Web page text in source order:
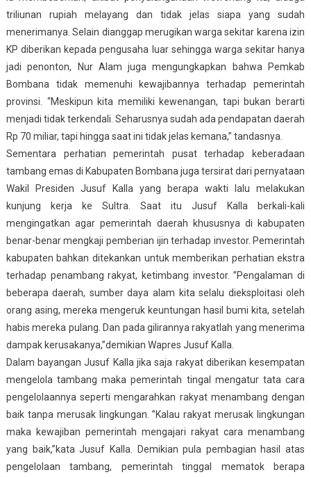
triliunan rupiah melayang dan tidak jelas siapa yang sudah
menerimanya. Selain dianggap merugikan warga sekitar karena izin
KP diberikan kepada pengusaha luar sehingga warga sekitar hanya
jadi penonton, Nur Alam juga mengungkapkan bahwa Pemkab
Bombana tidak memenuhi kewajibannya terhadap pemerintah
provinsi. “Meskipun kita memiliki kewenangan, tapi bukan berarti
menjadi tidak terkendali. Seharusnya sudah ada pendapatan daerah
Rp 70 miliar, tapi hingga saat ini tidak jelas kemana,” tandasnya.
Sementara perhatian pemerintah pusat terhadap keberadaan
tambang emas di Kabupaten Bombana juga tersirat dari pernyataan
Wakil Presiden Jusuf Kalla yang berapa wakti lalu melakukan
kunjung kerja ke Sultra. Saat itu Jusuf Kalla berkali-kali
mengingatkan agar pemerintah daerah khususnya di kabupaten
benar-benar mengkaji pemberian ijin terhadap investor. Pemerintah
kabupaten bahkan ditekankan untuk memberikan perhatian ekstra
terhadap penambang rakyat, ketimbang investor. ”Pengalaman di
beberapa daerah, sumber daya alam kita selalu dieksploitasi oleh
orang asing, mereka mengeruk keuntungan hasil bumi kita, setelah
habis mereka pulang. Dan pada gilirannya rakyatlah yang menerima
dampak kerusakanya,”demikian Wapres Jusuf Kalla.
Dalam bayangan Jusuf Kalla jika saja rakyat diberikan kesempatan
mengelola tambang maka pemerintah tingal mengatur tata cara
pengelolaannya seperti mengarahkan rakyat menambang dengan
baik tanpa merusak lingkungan. ”Kalau rakyat merusak lingkungan
maka kewajiban pemerintah mengajari rakyat cara menambang
yang baik,”kata Jusuf Kalla. Demikian pula pembagian hasil atas
pengelolaan tambang, pemerintah tinggal mematok berapa